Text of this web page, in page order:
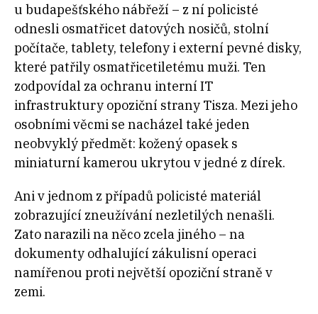
u budapešťského nábřeží – z ní policisté
odnesli osmatřicet datových nosičů, stolní
počítače, tablety, telefony i externí pevné disky,
které patřily osmatřicetiletému muži. Ten
zodpovídal za ochranu interní IT
infrastruktury opoziční strany Tisza. Mezi jeho
osobními věcmi se nacházel také jeden
neobvyklý předmět: kožený opasek s
miniaturní kamerou ukrytou v jedné z dírek.
Ani v jednom z případů policisté materiál
zobrazující zneužívání nezletilých nenašli.
Zato narazili na něco zcela jiného – na
dokumenty odhalující zákulisní operaci
namířenou proti největší opoziční straně v
zemi.